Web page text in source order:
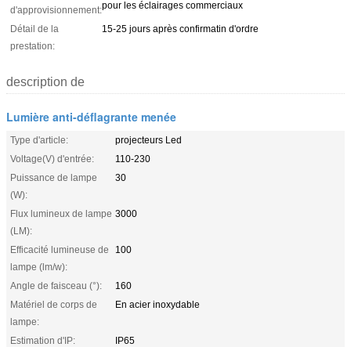
d'approvisionnement:pour les éclairages commerciaux
Détail de la
prestation:
15-25 jours après confirmatin d'ordre
description de
Lumière anti-déflagrante menée
Type d'article:
projecteurs Led
Voltage(V) d'entrée:
110-230
Puissance de lampe
(W):
30
Flux lumineux de lampe
(LM):
3000
Efficacité lumineuse de
lampe (lm/w):
100
Angle de faisceau (°):
160
Matériel de corps de
lampe:
En acier inoxydable
Estimation d'IP:
IP65